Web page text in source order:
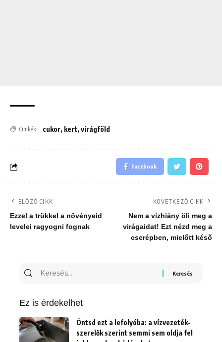
Címkék: cukor, kert, virágföld
Facebook
ELŐZŐ CIKK
Ezzel a trükkel a növényeid
levelei ragyogni fognak
KÖVETKEZŐ CIKK
Nem a vízhiány öli meg a
virágaidat! Ezt nézd meg a
cserépben, mielőtt késő
Keresés
Ez is érdekelhet
Öntsd ezt a lefolyóba: a vízvezeték-
szerelők szerint semmi sem oldja fel